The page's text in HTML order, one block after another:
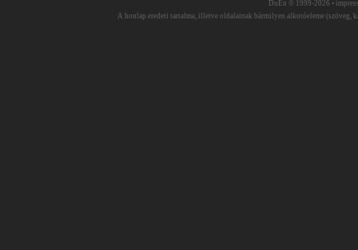
DuEn © 1999-2026 •
A honlap eredeti tartalma, illetve oldalainak bármilyen alkotóeleme (szöveg,